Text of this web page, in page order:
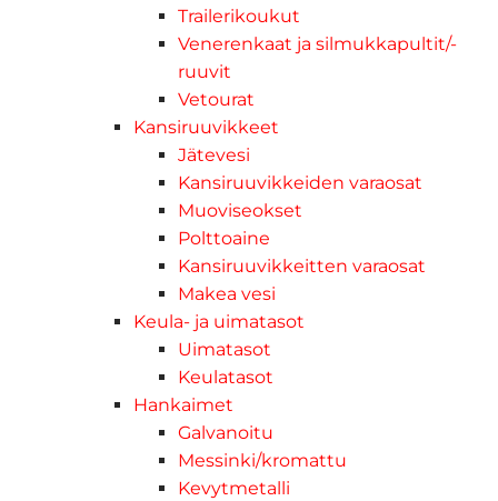
Trailerikoukut
Venerenkaat ja silmukkapultit/-
ruuvit
Vetourat
Kansiruuvikkeet
Jätevesi
Kansiruuvikkeiden varaosat
Muoviseokset
Polttoaine
Kansiruuvikkeitten varaosat
Makea vesi
Keula- ja uimatasot
Uimatasot
Keulatasot
Hankaimet
Galvanoitu
Messinki/kromattu
Kevytmetalli